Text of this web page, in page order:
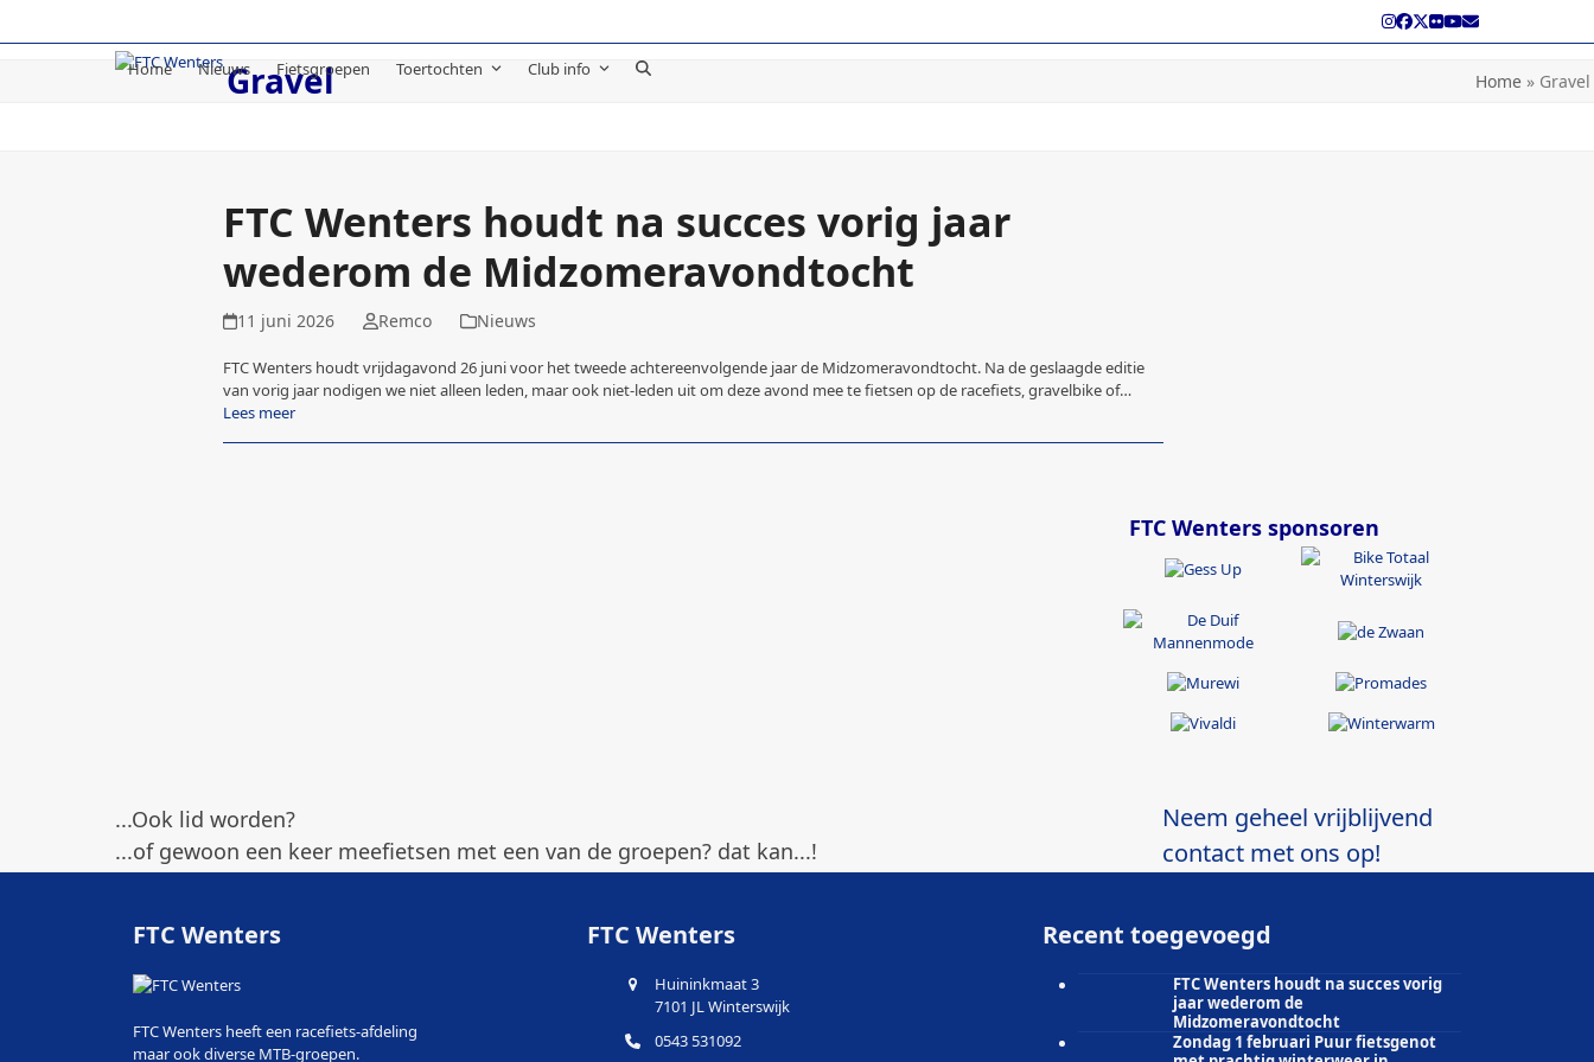
Instagram
Facebook
Twitter
Flickr
YouTube
E-
mail
Home Nieuws Fietsgroepen Toertochten Club info
Gravel Home » Gravel
FTC Wenters houdt na succes vorig jaar
wederom de Midzomeravondtocht
11 juni 2026 Remco Nieuws
FTC Wenters houdt vrijdagavond 26 juni voor het tweede achtereenvolgende jaar de Midzomeravondtocht. Na de geslaagde editie
van vorig jaar nodigen we niet alleen leden, maar ook niet-leden uit om deze avond mee te fietsen op de racefiets, gravelbike of…
Lees meer
FTC Wenters sponsoren
...Ook lid worden?
...of gewoon een keer meefietsen met een van de groepen? dat kan...!
Neem geheel vrijblijvend
contact met ons op!
FTC Wenters
FTC Wenters heeft een racefiets-afdeling
maar ook diverse MTB-groepen.
FTC Wenters
Huininkmaat 3
7101 JL Winterswijk
0543 531092
Recent toegevoegd
FTC Wenters houdt na succes vorig
jaar wederom de
Midzomeravondtocht
Zondag 1 februari Puur fietsgenot